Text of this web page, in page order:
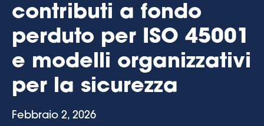
contributi a fondo
perduto per ISO 45001
e modelli organizzativi
per la sicurezza
Febbraio 2, 2026